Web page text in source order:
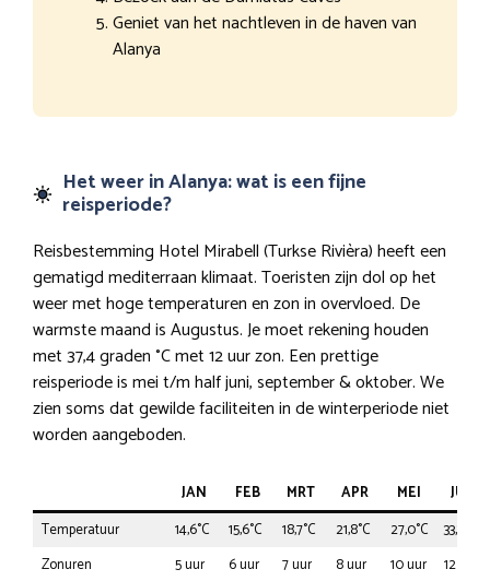
Geniet van het nachtleven in de haven van
Alanya
Het weer in Alanya: wat is een fijne
reisperiode?
Reisbestemming Hotel Mirabell (Turkse Rivièra) heeft een
gematigd mediterraan klimaat. Toeristen zijn dol op het
weer met hoge temperaturen en zon in overvloed. De
warmste maand is Augustus. Je moet rekening houden
met 37,4 graden °C met 12 uur zon. Een prettige
reisperiode is mei t/m half juni, september & oktober. We
zien soms dat gewilde faciliteiten in de winterperiode niet
worden aangeboden.
JAN FEB MRT APR MEI
JUN
Temperatuur
14,6°C 15,6°C 18,7°C 21,8°C 27,0°C
33,3°C
Zonuren
5 uur 6 uur 7 uur 8 uur 10 uur
12 uur